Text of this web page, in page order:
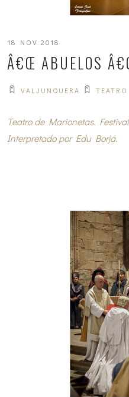
18 NOV 2018
Â€Œ ABUELOS
VALJUNQUERA
Teatro de Marionetas.
Interpretado por Edu Borja.